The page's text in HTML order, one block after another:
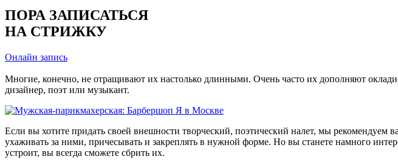
ПОРА ЗАПИСАТЬСЯ
НА СТРИЖКУ
Онлайн запись
Многие, конечно, не отращивают их настолько длинными. Очень часто их дополняют
дизайнер, поэт или музыкант.
Если вы хотите придать своей внешности творческий, поэтический налет, мы рекомендуем
ухаживать за ними, причесывать и закреплять в нужной форме. Но вы станете намного
устроит, вы всегда сможете сбрить их.